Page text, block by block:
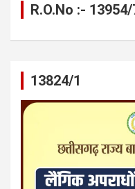
R.O.No :-
13824/1